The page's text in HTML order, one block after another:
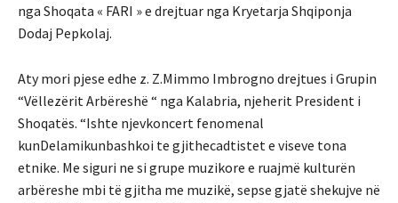
nga Shoqata « FARI » e drejtuar nga Kryetarja Shqiponja
Dodaj Pepkolaj.
Aty mori pjese edhe z. Z.Mimmo Imbrogno drejtues i Grupin
“Vëllezërit Arbëreshë “ nga Kalabria, njeherit President i
Shoqatës. “Ishte njevkoncert fenomenal
kunDelamikunbashkoi te gjithecadtistet e viseve tona
etnike. Me siguri ne si grupe muzikore e ruajmë kulturën
arbëreshe mbi të gjitha me muzikë, sepse gjatë shekujve në